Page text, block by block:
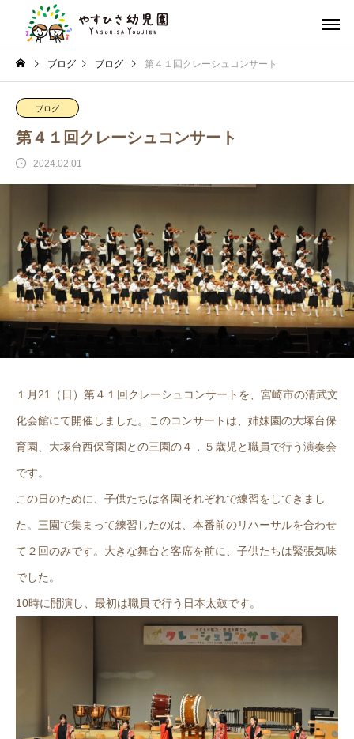
ブログ ブログ 第４１回クレーシュコンサート
ブログ
第４１回クレーシュコンサート
2024.02.01
１月21（日）第４１回クレーシュコンサートを、宮崎市の清武文
化会館にて開催しました。このコンサートは、姉妹園の大塚台保
育園、大塚台西保育園との三園の４．５歳児と職員で行う演奏会
です。
この日のために、子供たちは各園それぞれで練習をしてきまし
た。三園で集まって練習したのは、本番前のリハーサルを合わせ
て２回のみです。大きな舞台と客席を前に、子供たちは緊張気味
でした。
10時に開演し、最初は職員で行う日本太鼓です。